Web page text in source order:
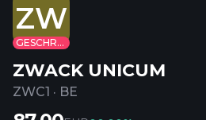
ZW
GESCHRAPT
ZWACK UNICUM
ZWC1 · BE